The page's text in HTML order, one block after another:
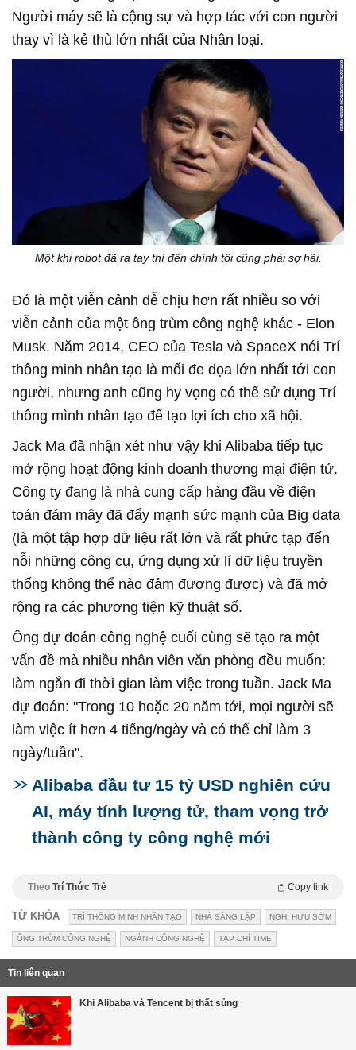
Người máy sẽ là cộng sự và hợp tác với con người
thay vì là kẻ thù lớn nhất của Nhân loại.
Một khi robot đã ra tay thì đến chính tôi cũng phải sợ hãi.
Đó là một viễn cảnh dễ chịu hơn rất nhiều so với
viễn cảnh của một ông trùm công nghệ khác - Elon
Musk. Năm 2014, CEO của Tesla và SpaceX nói Trí
thông minh nhân tạo là mối đe dọa lớn nhất tới con
người, nhưng anh cũng hy vọng có thể sử dụng Trí
thông mình nhân tạo để tạo lợi ích cho xã hội.
Jack Ma đã nhận xét như vậy khi Alibaba tiếp tục
mở rộng hoạt động kinh doanh thương mại điện tử.
Công ty đang là nhà cung cấp hàng đầu về điện
toán đám mây đã đẩy mạnh sức mạnh của Big data
(là một tập hợp dữ liệu rất lớn và rất phức tạp đến
nỗi những công cụ, ứng dụng xử lí dữ liệu truyền
thống không thể nào đảm đương được) và đã mở
rộng ra các phương tiện kỹ thuật số.
Ông dự đoán công nghệ cuối cùng sẽ tạo ra một
vấn đề mà nhiều nhân viên văn phòng đều muốn:
làm ngắn đi thời gian làm việc trong tuần. Jack Ma
dự đoán: "Trong 10 hoặc 20 năm tới, mọi người sẽ
làm việc ít hơn 4 tiếng/ngày và có thể chỉ làm 3
ngày/tuần".
Alibaba đầu tư 15 tỷ USD nghiên cứu
AI, máy tính lượng tử, tham vọng trở
thành công ty công nghệ mới
Theo Trí Thức Trẻ Copy link
TỪ KHÓA TRÍ THÔNG MINH NHÂN TẠO NHÀ SÁNG LẬP NGHỈ HƯU SỚM
ÔNG TRÙM CÔNG NGHỆ NGÀNH CÔNG NGHỆ TẠP CHÍ TIME
Tin liên quan
Khi Alibaba và Tencent bị thất sủng